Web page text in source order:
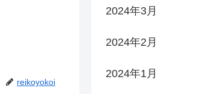
reikoyokoi
2024年3月
2024年2月
2024年1月